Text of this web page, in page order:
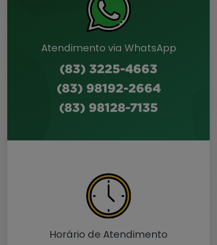
Atendimento via WhatsApp
(83) 3225-4663
(83) 98192-2664
(83) 98128-7135
Horário de Atendimento